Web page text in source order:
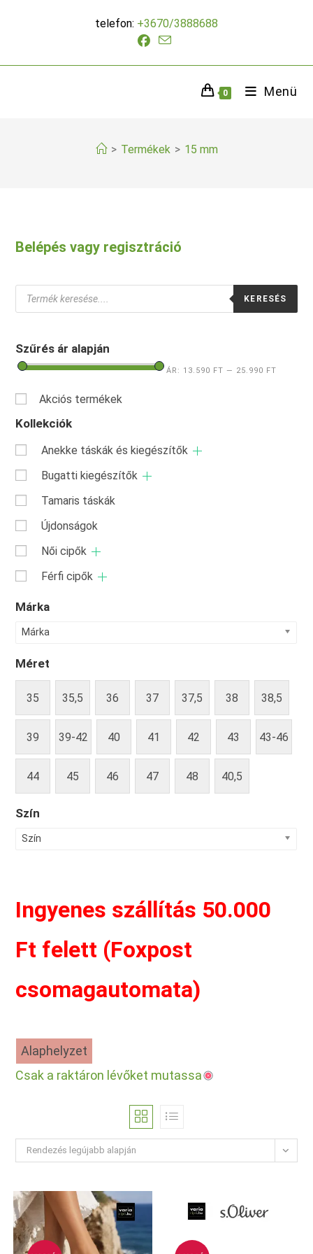
telefon: +3670/3888688
0 Menü
> Termékek > 15 mm
Belépés vagy regisztráció
Products
search
KERESÉS
Szűrés ár alapján
ÁR: 13.590 FT — 25.990 FT
Akciós termékek
Kollekciók
Anekke táskák és kiegészítők
Bugatti kiegészítők
Tamaris táskák
Újdonságok
Női cipők
Férfi cipők
Márka
Márka
Méret
35 35,5 36 37 37,5 38 38,5
39 39-42 40 41 42 43 43-46
44 45 46 47 48 40,5
Szín
Szín
Ingyenes szállítás 50.000
Ft felett (Foxpost
csomagautomata)
Alaphelyzet
Csak a raktáron lévőket mutassa
Rendezés legújabb alapján